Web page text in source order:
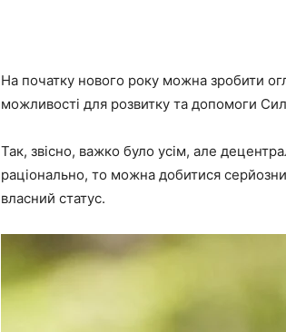
На початку нового року можна зробити
можливості для розвитку та допомоги
Так, звісно, важко було усім, але
раціонально, то можна добитися
власний статус.